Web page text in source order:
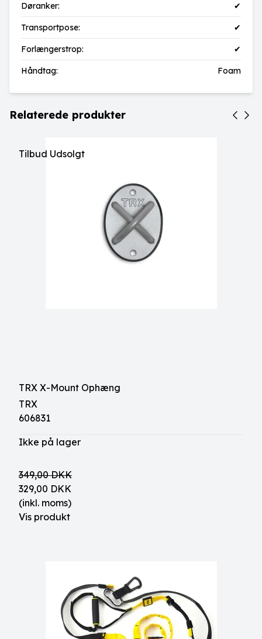
Døranker: ✔
Transportpose: ✔
Forlængerstrop: ✔
Håndtag: Foam
Relaterede produkter
Tilbud Udsolgt
TRX X-Mount Ophæng
TRX
606831
Ikke på lager
349,00 DKK
329,00 DKK
(inkl. moms)
Vis produkt